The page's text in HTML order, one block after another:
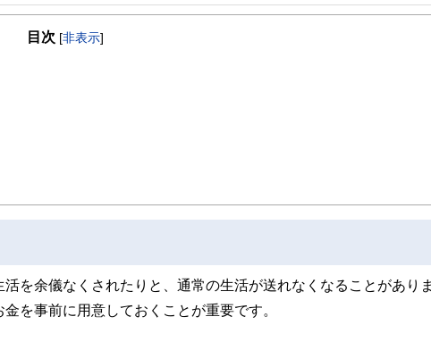
日々の暮らしにどのような影響を与えるかという視点で、お金の知識がない方でも理解
目線のコンテンツを追求しています。
、弁護士、税理士、宅地建物取引士、相続診断士、住宅ローンアドバイザー、DCプラン
リスト、キャリアコンサルタントなど150名以上の有資格者を執筆者・監修者として迎
しています。
お金のコンシェルジュを目指します。
目次 [非表示]
を余儀なくされたりと、通常の生活が送れなくなることがありま
を事前に用意しておくことが重要です。